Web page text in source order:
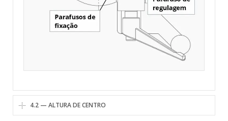
4.2 — ALTURA DE CENTRO